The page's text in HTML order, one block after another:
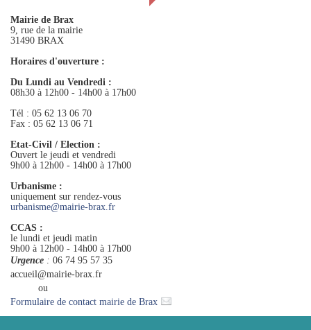
Mairie de Brax
9, rue de la mairie
31490 BRAX
Horaires d'ouverture :
Du Lundi au Vendredi :
08h30 à 12h00 - 14h00 à 17h00
Tél : 05 62 13 06 70
Fax : 05 62 13 06 71
Etat-Civil / Election :
Ouvert le jeudi et vendredi
9h00 à 12h00 - 14h00 à 17h00
Urbanisme :
uniquement sur rendez-vous
urbanisme@mairie-brax.fr
CCAS :
le lundi et jeudi matin
9h00 à 12h00 - 14h00 à 17h00
Urgence : 06 74 95 57 35
accueil@mairie-brax.fr
ou
Formulaire de contact mairie de Brax